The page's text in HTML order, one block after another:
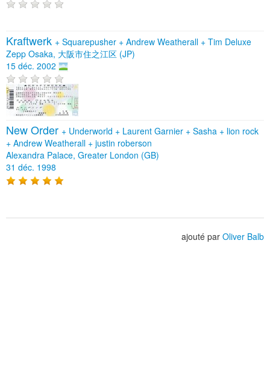
Kraftwerk + Squarepusher + Andrew Weatherall + Tim Deluxe
Zepp Osaka, 大阪市住之江区 (JP)
15 déc. 2002
New Order + Underworld + Laurent Garnier + Sasha + lion rock
+ Andrew Weatherall + justin roberson
Alexandra Palace, Greater London (GB)
31 déc. 1998
ajouté par Oliver Balb